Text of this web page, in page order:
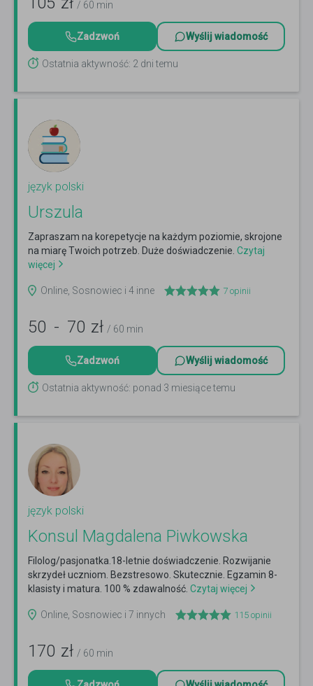
/ 60 min
Zadzwoń Wyślij wiadomość
Ostatnia aktywność: 2 dni temu
język polski
Urszula
Zapraszam na korepetycje na każdym poziomie, skrojone
na miarę Twoich potrzeb. Duże doświadczenie. Czytaj
więcej
Online, Sosnowiec i 4 inne 7 opinii
50 - 70 zł / 60 min
Zadzwoń Wyślij wiadomość
Ostatnia aktywność: ponad 3 miesiące temu
język polski
Konsul Magdalena Piwkowska
Filolog/pasjonatka.18-letnie doświadczenie. Rozwijanie
skrzydeł uczniom. Bezstresowo. Skutecznie. Egzamin 8-
klasisty i matura. 100 % zdawalność. Czytaj więcej
Online, Sosnowiec i 7 innych 115 opinii
170 zł / 60 min